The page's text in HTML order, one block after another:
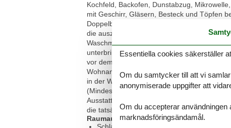
Kochfeld, Backofen, Dunstabzug,
mit Geschirr, Gläsern, Besteck und Töpfen
Doppelbett, Nachttischen sowie einem
die ausziehbare Schlafcouch im
Waschmaschine. Ihre Schuhe und Jacken
unterbringen. Ihr Auto können Sie
vor dem Haus abgestellt werden. Sofern
Wohnanlage mieten. Das Mitbringen von
in der Wohnung nicht gestattet, bitte
(Mindestübernachtungen / lückenlose
Ausstattungsbeschreibung beruht auf
die tatsächliche Möblierung kann leicht
Raumaufteilung
Essentiella cookies säkerställer
Om du samtycker till att vi
anonymiserade uppgifter att
Om du accepterar användningen
marknadsföringsändamål.